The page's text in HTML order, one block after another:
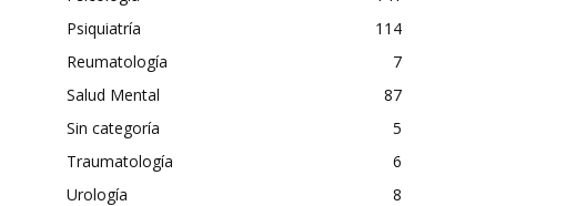
Psiquiatría
114
Reumatología
7
Salud Mental
87
Sin categoría
5
Traumatología
6
Urología
8